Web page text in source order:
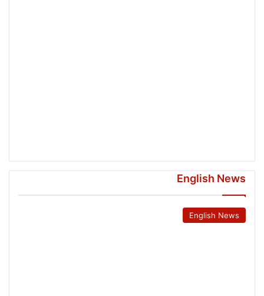
English News
English News